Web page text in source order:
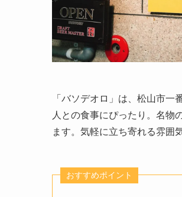
「バソデオロ」は、松山市
人との食事にぴったり。名物
ます。気軽に立ち寄れる雰囲
おすすめポイント